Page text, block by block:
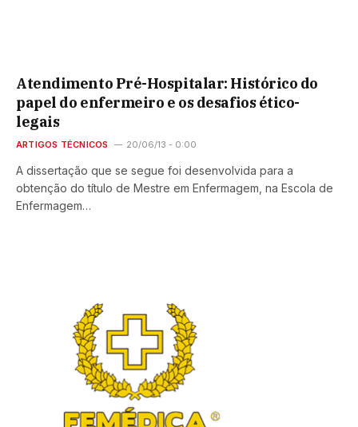
Atendimento Pré-Hospitalar: Histórico do
papel do enfermeiro e os desafios ético-
legais
ARTIGOS TÉCNICOS 20/06/13 - 0:00
A dissertação que se segue foi desenvolvida para a
obtenção do título de Mestre em Enfermagem, na Escola de
Enfermagem…